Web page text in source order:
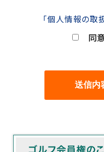
「個人情報の取
同